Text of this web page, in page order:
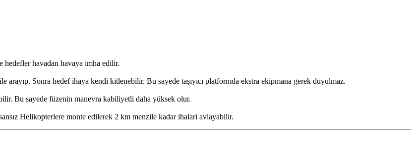
havadan havaya imha edilir.
arayıp. Sonra hedef ihaya kendi kitlenebilir. Bu sayede taşıyıcı platformda ekstra ekipmana gerek duyulmaz.
Bu sayede füzenin manevra kabiliyetli daha yüksek olur.
Helikopterlere monte edilerek 2 km menzile kadar ihalari avlayabilir.